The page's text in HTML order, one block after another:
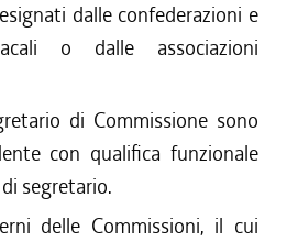
dalle confederazioni e
o dalle associazioni
di Commissione sono
con qualifica funzionale
segretario.
delle Commissioni, il cui